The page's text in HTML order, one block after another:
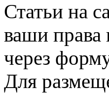
Статьи на
ваши права
через
Для